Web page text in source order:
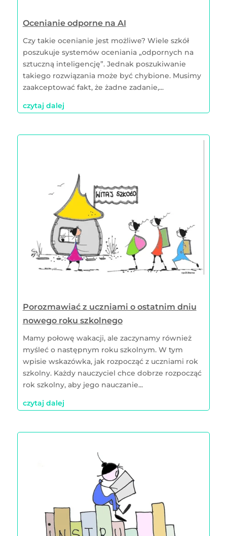
Ocenianie odporne na AI
Czy takie ocenianie jest możliwe? Wiele szkół
poszukuje systemów oceniania „odpornych na
sztuczną inteligencję”. Jednak poszukiwanie
takiego rozwiązania może być chybione. Musimy
zaakceptować fakt, że żadne zadanie,...
czytaj dalej
Porozmawiać z uczniami o ostatnim dniu
nowego roku szkolnego
Mamy połowę wakacji, ale zaczynamy również
myśleć o następnym roku szkolnym. W tym
wpisie wskazówka, jak rozpocząć z uczniami rok
szkolny. Każdy nauczyciel chce dobrze rozpocząć
rok szkolny, aby jego nauczanie...
czytaj dalej